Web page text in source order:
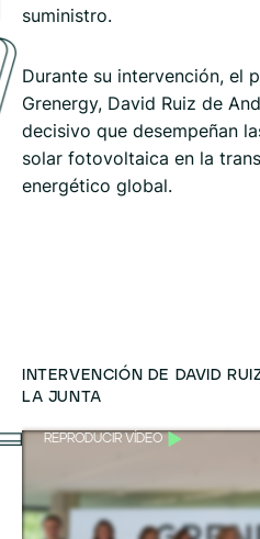
suministro.
Durante su intervención, el
Grenergy, David Ruiz de
decisivo que desempeñan
solar fotovoltaica en la
energético global.
INTERVENCIÓN DE DAVID
LA JUNTA
REPRODUCIR VÍDEO